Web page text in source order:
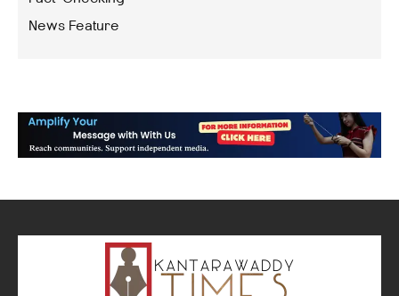
News Feature